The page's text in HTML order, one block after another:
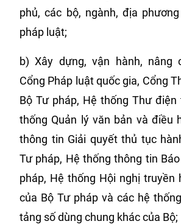
phủ, các bộ, ngành, địa
pháp luật;
b) Xây dựng, vận hành, nâng
Cổng Pháp luật quốc gia, Cổng
Bộ Tư pháp, Hệ thống Thư
thống Quản lý văn bản và điều
thông tin Giải quyết thủ tục
Tư pháp, Hệ thống thông tin
pháp, Hệ thống Hội nghị truyền
của Bộ Tư pháp và các hệ
tảng số dùng chung khác của Bộ;